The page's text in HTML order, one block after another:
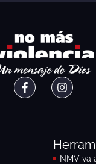
F
a
I
n
r
a
NMV va